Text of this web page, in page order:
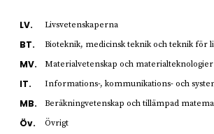
LV. Livsvetenskaperna
BT. Bioteknik, medicinsk teknik och teknik för
MV. Materialvetenskap och materialteknologier
IT. Informations-, kommunikations- och
MB. Beräkningvetenskap och tillämpad
Öv. Övrigt